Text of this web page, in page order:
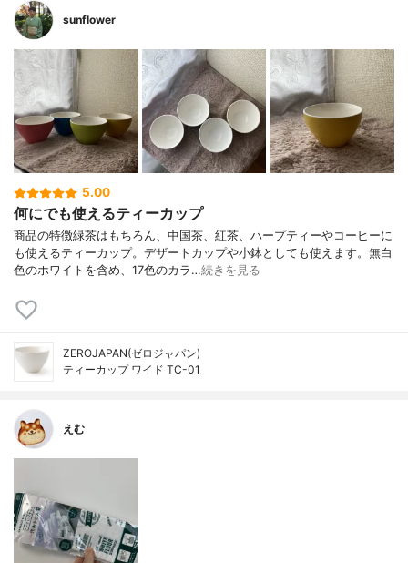
sunflower
5.00
何にでも使えるティーカップ
商品の特徴緑茶はもちろん、中国茶、紅茶、ハープティーやコーヒーに
も使えるティーカップ。デザートカップや小鉢としても使えます。無白
色のホワイトを含め、17色のカラ…続きを見る
ZEROJAPAN(ゼロジャパン)
ティーカップ ワイド TC-01
えむ